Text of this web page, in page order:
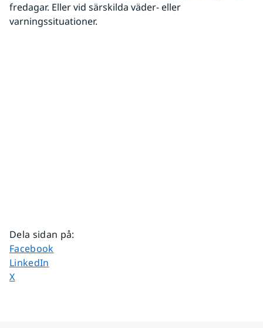
fredagar. Eller vid särskilda väder- eller
varningssituationer.
Dela sidan på:
Dela sidan på
Facebook
Dela sidan på
LinkedIn
Dela sidan på
X